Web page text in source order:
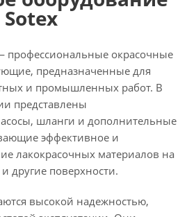
Sotex
профессиональные окрасочные
предназначенные для
и промышленных работ. В
представлены
шланги и дополнительные
эффективное и
лакокрасочных материалов на
другие поверхности.
высокой надежностью,